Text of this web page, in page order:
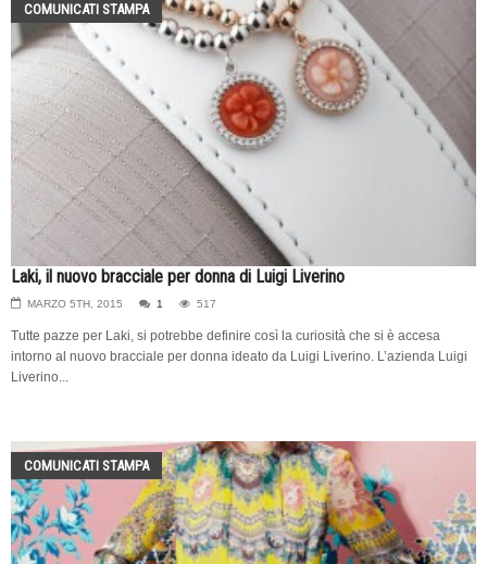
COMUNICATI STAMPA
Laki, il nuovo bracciale per donna di Luigi Liverino
MARZO 5TH, 2015 1 517
Tutte pazze per Laki, si potrebbe definire così la curiosità che si è accesa
intorno al nuovo bracciale per donna ideato da Luigi Liverino. L’azienda Luigi
Liverino...
COMUNICATI STAMPA